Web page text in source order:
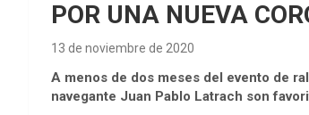
POR UNA NUEVA
13 de noviembre de 2020
A menos de dos meses del evento de
navegante Juan Pablo Latrach son